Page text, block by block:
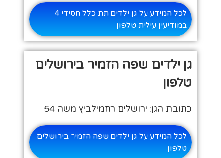
לכל המידע על גן ילדים תת כלל חסידי 4
במודיעין עילית טלפון
גן ילדים שפה הזמיר בירושלים
טלפון
כתובת הגן: ירושלים רחמילביץ משה 54
לכל המידע על גן ילדים שפה הזמיר בירושלים
טלפון